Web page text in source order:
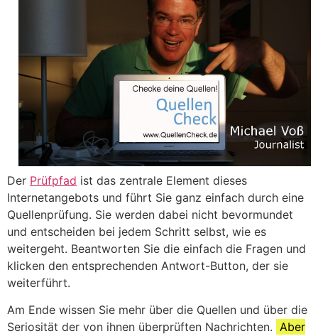
Der Prüfpfad ist das zentrale Element dieses
Internetangebots und führt Sie ganz einfach durch eine
Quellenprüfung. Sie werden dabei nicht bevormundet
und entscheiden bei jedem Schritt selbst, wie es
weitergeht. Beantworten Sie die einfach die Fragen und
klicken den entsprechenden Antwort-Button, der sie
weiterführt.
Am Ende wissen Sie mehr über die Quellen und über die
Seriosität der von ihnen überprüften Nachrichten. Aber